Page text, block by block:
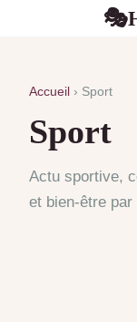
🎭
Accueil › Sport
Sport
Actu sportive,
et bien-être par